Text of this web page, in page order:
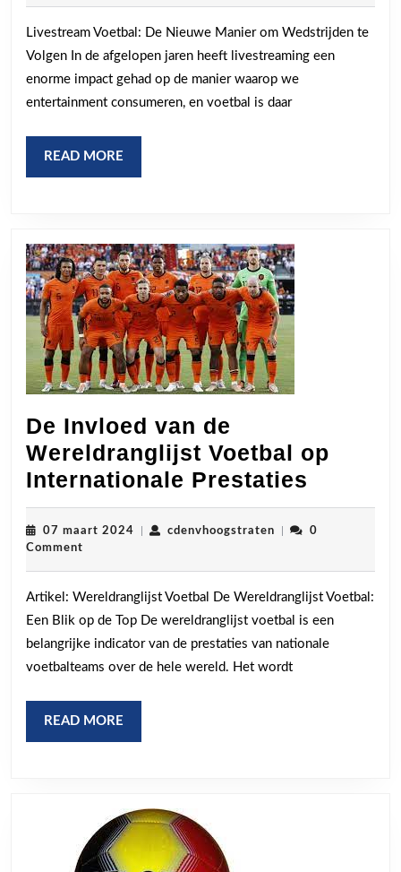
Live
waar
en
Livestream Voetbal: De Nieuwe Manier om Wedstrijden te
Volgen In de afgelopen jaren heeft livestreaming een
enorme impact gehad op de manier waarop we
entertainment consumeren, en voetbal is daar
READ MORE
MORE
De Invloed van de
Wereldranglijst Voetbal op
Internationale Prestaties
Invloed
van
Voetbal
op
07 maart 2024 cdenvhoogstratencdenvhoogstraten
0
Comment
Artikel: Wereldranglijst Voetbal De Wereldranglijst Voetbal:
Een Blik op de Top De wereldranglijst voetbal is een
belangrijke indicator van de prestaties van nationale
voetbalteams over de hele wereld. Het wordt
READ MORE
MORE